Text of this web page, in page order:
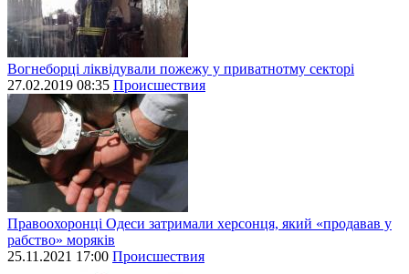
Вогнеборці ліквідували пожежу у приватнотму секторі
27.02.2019 08:35 Происшествия
Правоохоронці Одеси затримали херсонця, який «продавав у
рабство» моряків
25.11.2021 17:00 Происшествия